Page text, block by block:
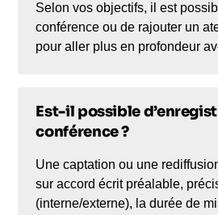
Selon vos objectifs, il est
conférence ou de rajouter un
pour aller plus en profondeur
Est-il possible
conférence ?
Une captation ou une
sur accord écrit préalable,
(interne/externe), la durée de